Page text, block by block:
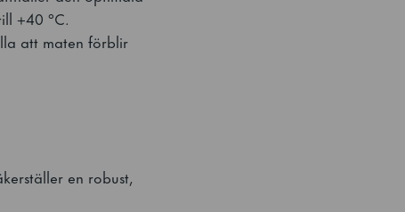
+40 °C.
att maten förblir
en robust,